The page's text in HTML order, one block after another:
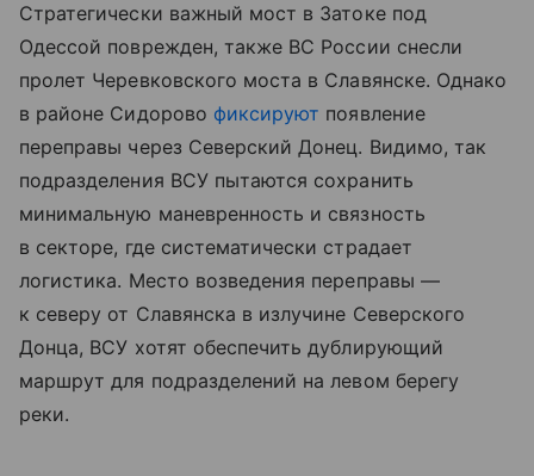
Стратегически важный мост в Затоке под
Одессой поврежден, также ВС России снесли
пролет Черевковского моста в Славянске. Однако
в районе Сидорово фиксируют появление
переправы через Северский Донец. Видимо, так
подразделения ВСУ пытаются сохранить
минимальную маневренность и связность
в секторе, где систематически страдает
логистика. Место возведения переправы —
к северу от Славянска в излучине Северского
Донца, ВСУ хотят обеспечить дублирующий
маршрут для подразделений на левом берегу
реки.